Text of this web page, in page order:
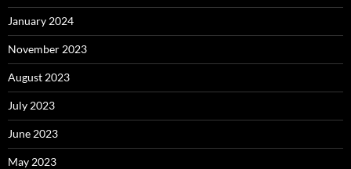
January 2024
November 2023
August 2023
July 2023
June 2023
May 2023